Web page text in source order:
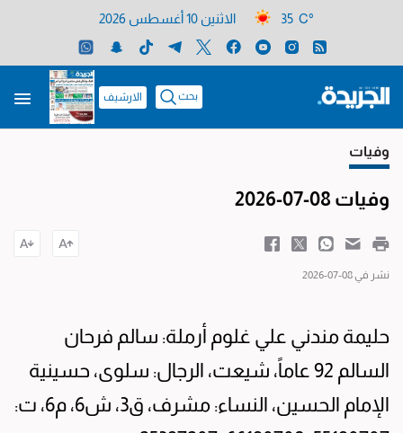
35 C° الاثنين 10 أغسطس 2026
بحث الارشيف
وفيات
وفيات 08-07-2026
نشر في 08-07-2026
حليمة مندني علي غلوم أرملة: سالم فرحان
السالم 92 عاماً، شيعت، الرجال: سلوى، حسينية
الإمام الحسين، النساء: مشرف، ق3، ش6، م6، ت: